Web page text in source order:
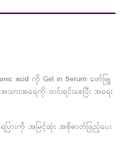
acid ကို Gel in Serum ဖော်မြူ
အရေကို တင်းရင်းစေပြီး အရေး
ြားကို အမြင့်ဆုံး အစိုဓာတ်ဖြည့်ပေး